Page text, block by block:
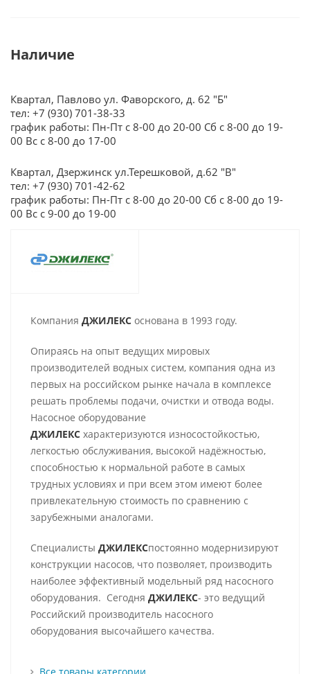
Наличие
Квартал, Павлово ул. Фаворского, д. 62 "Б"
тел: +7 (930) 701-38-33
график работы: Пн-Пт с 8-00 до 20-00 Сб с 8-00 до 19-
00 Вс с 8-00 до 17-00
Квартал, Дзержинск ул.Терешковой, д.62 "В"
тел: +7 (930) 701-42-62
график работы: Пн-Пт с 8-00 до 20-00 Сб с 8-00 до 19-
00 Вс с 9-00 до 19-00
Компания ДЖИЛЕКС основана в 1993 году.
Опираясь на опыт ведущих мировых
производителей водных систем, компания одна из
первых на российском рынке начала в комплексе
решать проблемы подачи, очистки и отвода воды.
Насосное оборудование
ДЖИЛЕКС характеризуются износостойкостью,
легкостью обслуживания, высокой надёжностью,
способностью к нормальной работе в самых
трудных условиях и при всем этом имеют более
привлекательную стоимость по сравнению с
зарубежными аналогами.
Специалисты ДЖИЛЕКСпостоянно модернизируют
конструкции насосов, что позволяет, производить
наиболее эффективный модельный ряд насосного
оборудования. Сегодня ДЖИЛЕКС- это ведущий
Российский производитель насосного
оборудования высочайшего качества.